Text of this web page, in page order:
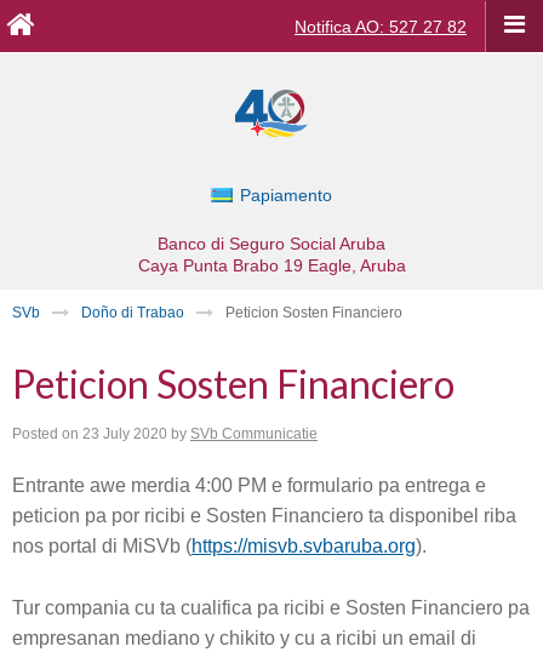
Notifica AO: 527 27 82
Papiamento
Banco di Seguro Social Aruba
Caya Punta Brabo 19 Eagle, Aruba
SVb Doño di Trabao Peticion Sosten Financiero
Peticion Sosten Financiero
Posted on 23 July 2020 by SVb Communicatie
Entrante awe merdia 4:00 PM e formulario pa entrega e
peticion pa por ricibi e Sosten Financiero ta disponibel riba
nos portal di MiSVb (https://misvb.svbaruba.org).
Tur compania cu ta cualifica pa ricibi e Sosten Financiero pa
empresanan mediano y chikito y cu a ricibi un email di